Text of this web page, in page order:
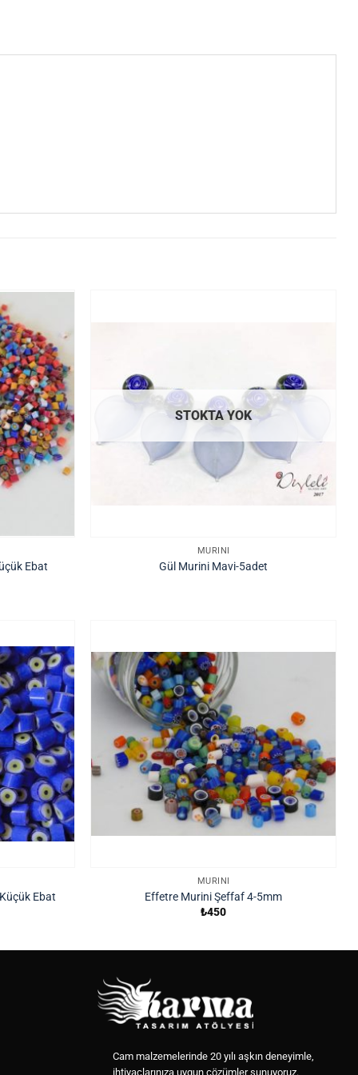
Ebat
STOKTA YOK
MURINI
Gül Murini Mavi-5adet
Ebat
MURINI
Effetre Murini Şeffaf 4-5mm
₺450
Cam malzemelerinde 20 yılı aşkın deneyimle,
ihtiyaçlarınıza uygun çözümler sunuyoruz.